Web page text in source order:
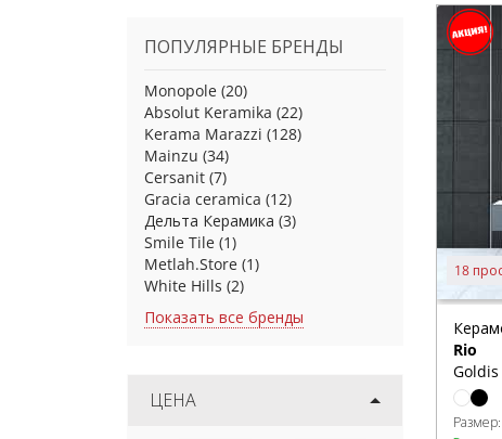
ПОПУЛЯРНЫЕ БРЕНДЫ
Monopole (20)
Absolut Keramika (22)
Kerama Marazzi (128)
Mainzu (34)
Cersanit (7)
Gracia ceramica (12)
Дельта Керамика (3)
Smile Tile (1)
Metlah.Store (1)
White Hills (2)
Показать все бренды
ЦЕНА
18
Rio
Размер: